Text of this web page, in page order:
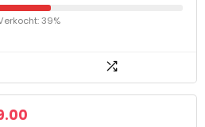
39%